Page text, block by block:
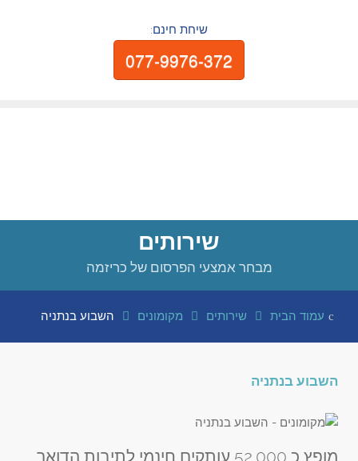
שיחת חינם:
077-9976-372
שירותים
מבחר אמצעי הפרסום של כריזמה
עמוד הבית שירותים מקומונים השבוע בנתניה
השבוע בנתניה
מופץ כ 52,000 עותקים חינמי לתיבות הדואר